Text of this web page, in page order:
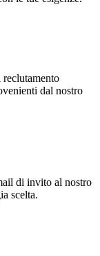
reclutamento
dal nostro
di invito al nostro
scelta.